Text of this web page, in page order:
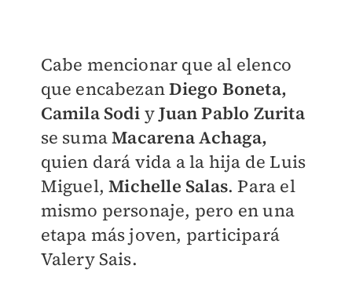
Cabe mencionar que al elenco
que encabezanDiego Boneta,
Camila Sodi yJuan Pablo Zurita
se sumaMacarena Achaga,
quien dará vida a la hija de Luis
Miguel,Michelle Salas. Para el
mismo personaje, pero en una
etapa más joven, participará
Valery Sais.